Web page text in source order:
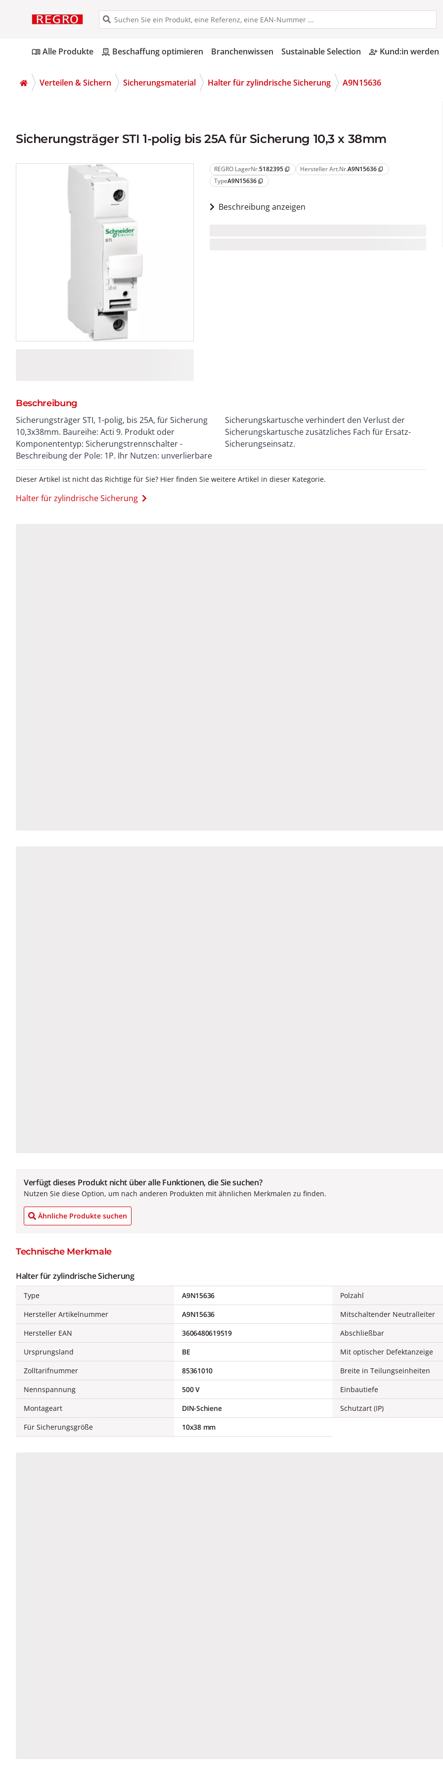
menu_bookAlle Produkte pallet Beschaffung optimieren Branchenwissen Sustainable Selection person_add_alt Kund:in werden
Verteilen & Sichern Sicherungsmaterial Halter für zylindrische Sicherung A9N15636
Sicherungsträger STI 1-polig bis 25A für Sicherung 10,3 x 38mm
REGRO LagerNr.5182395 content_copy Hersteller Art.Nr.A9N15636 content_copy
TypeA9N15636 content_copy
Beschreibung anzeigen
Beschreibung
Sicherungsträger STI, 1-polig, bis 25A, für Sicherung
10,3x38mm. Baureihe: Acti 9. Produkt oder
Komponententyp: Sicherungstrennschalter -
Beschreibung der Pole: 1P. Ihr Nutzen: unverlierbare
Sicherungskartusche verhindert den Verlust der
Sicherungskartusche zusätzliches Fach für Ersatz-
Sicherungseinsatz.
Dieser Artikel ist nicht das Richtige für Sie? Hier finden Sie weitere Artikel in dieser Kategorie.
Halter für zylindrische Sicherung
Verfügt dieses Produkt nicht über alle Funktionen, die Sie suchen?
Nutzen Sie diese Option, um nach anderen Produkten mit ähnlichen Merkmalen zu finden.
Ähnliche Produkte suchen
Technische Merkmale
Halter für zylindrische Sicherung
Type
A9N15636
Hersteller Artikelnummer
A9N15636
Hersteller EAN
3606480619519
Ursprungsland
BE
Zolltarifnummer
85361010
Nennspannung
500 V
Montageart
DIN-Schiene
Für Sicherungsgröße
10x38 mm
Polzahl
Mitschaltender Neutralleiter
Abschließbar
Mit optischer Defektanzeige
Breite in Teilungseinheiten
Einbautiefe
Schutzart (IP)